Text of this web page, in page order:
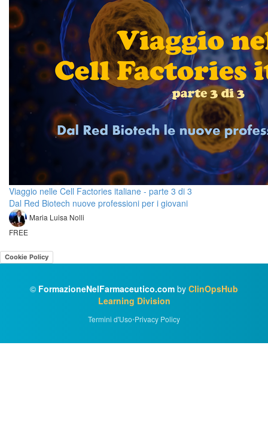
Viaggio nelle Cell Factories italiane - parte 3 di 3
Dal Red Biotech nuove professioni per i giovani
Maria Luisa Nolli
FREE
Cookie Policy
© FormazioneNelFarmaceutico.com by ClinOpsHub
Learning Division
Termini d'Uso•Privacy Policy